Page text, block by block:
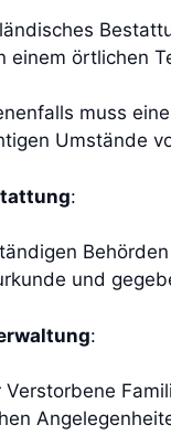
einem örtlichen
muss
Umstände
:
und
:
Verstorbene